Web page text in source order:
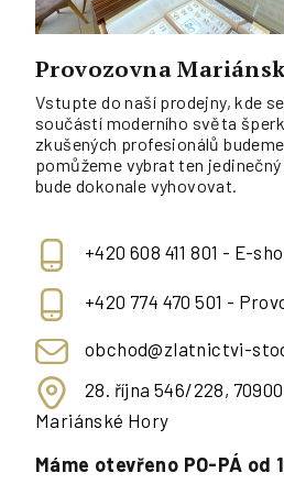
Provozovna
Vstupte do naší prodejny, kde
součástí moderního světa
zkušených profesionálů
pomůžeme vybrat ten
bude dokonale vyhovovat.
+420 608 411 801 - E-
+420 774 470 501 -
obchod@zlatnictvi-
28. října 546/228,
Mariánské Hory
Máme otevřeno PO-PÁ od